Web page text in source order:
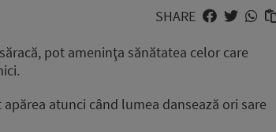
SHARE
pot ameninţa sănătatea celor care
atunci când lumea dansează ori sare